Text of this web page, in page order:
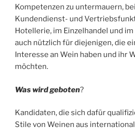
Kompetenzen zu untermauern,
Kundendienst- und
Hotellerie, im Einzelhandel und
auch nützlich für diejenigen, die
Interesse an Wein haben und ihr
möchten.
Was wird geboten?
Kandidaten, die sich dafür
Stile von Weinen aus